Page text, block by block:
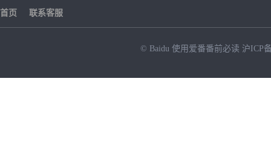
首页 联系客服
© Baidu 使用爱番番前必读 沪ICP